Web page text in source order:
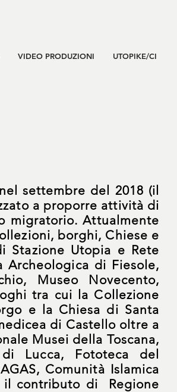
VIDEO PRODUZIONI UTOPIKE/CI
settembre del 2018 (il
a proporre attività di
migratorio. Attualmente
borghi, Chiese e
Stazione Utopia e Rete
di Fiesole,
Museo Novecento,
tra cui la Collezione
e la Chiesa di Santa
di Castello oltre a
Musei della Toscana,
Lucca, Fototeca del
Comunità Islamica
il contributo di Regione